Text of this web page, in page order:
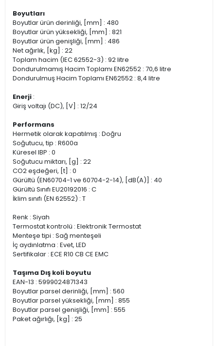
Boyutları
Boyutlar ürün derinliği, [mm] : 480
Boyutlar ürün yüksekliği, [mm] : 821
Boyutlar ürün genişliği, [mm] : 486
Net ağırlık, [kg] : 22
Toplam hacim (IEC 62552-3) : 92 litre
Dondurulmamış Hacim Toplamı EN62552 : 70,6 litre
Dondurulmuş Hacim Toplamı EN62552 : 8,4 litre
Enerji :
Giriş voltajı (DC), [V] : 12/24
Performans
Hermetik olarak kapatılmış : Doğru
Soğutucu, tip : R600a
Küresel IBP : 0
Soğutucu miktarı, [g] : 22
CO2 eşdeğeri, [t] : 0
Gürültü (EN60704-1 ve 60704-2-14), [dB(A)] : 40
Gürültü Sınıfı EU20192016 : C
İklim sınıfı (EN 62552) : T
Renk : Siyah
Termostat kontrolü : Elektronik Termostat
Menteşe tipi : Sağ menteşeli
İç aydınlatma : Evet, LED
Sertifikalar : ECE R10 CB CE EMC
Taşıma Dış koli boyutu
EAN-13 : 5999024871343
Boyutlar parsel derinliği, [mm] : 560
Boyutlar parsel yüksekliği, [mm] : 855
Boyutlar parsel genişliği, [mm] : 555
Paket ağırlığı, [kg] : 25